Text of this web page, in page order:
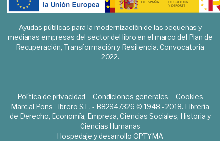
Ayudas públicas para la modernización de las pequeñas y
medianas empresas del sector del libro en el marco del Plan de
Recuperación, Transformación y Resiliencia. Convocatoria
2022.
Política de privacidad Condiciones generales
Cookies
Marcial Pons Librero S.L. - B82947326 © 1948 - 2018. Librería
de Derecho, Economía, Empresa, Ciencias Sociales, Historia y
Ciencias Humanas
Hospedaje y desarrollo OPTYMA